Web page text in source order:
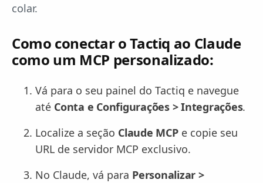
colar.
Como conectar o Tactiq ao Claude
como um MCP personalizado:
Vá para o seu painel do Tactiq e navegue
até Conta e Configurações > Integrações.
Localize a seção Claude MCPe copie seu
URL de servidor MCP exclusivo.
No Claude, vá para Personalizar >